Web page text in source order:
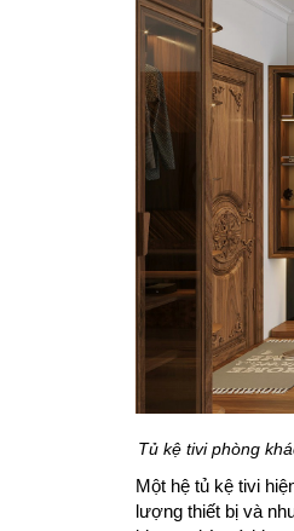
Tủ kệ tivi phòng
Một hệ tủ kệ tivi
lượng thiết bị và